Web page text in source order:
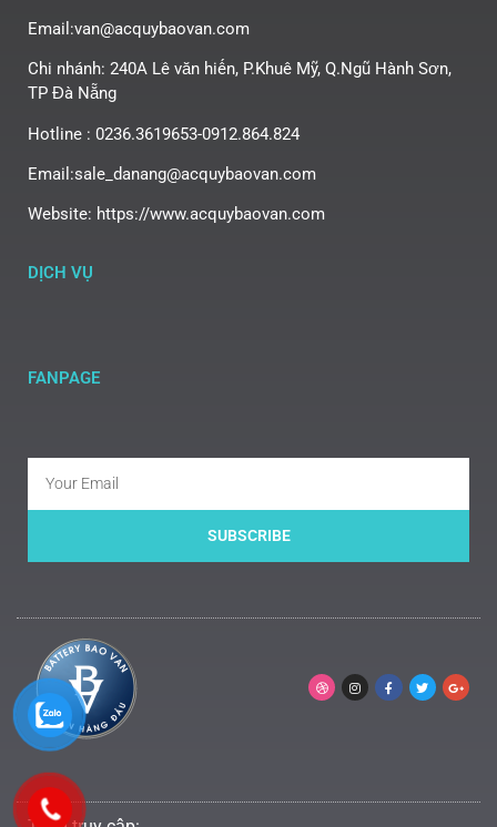
Email:van@acquybaovan.com
Chi nhánh: 240A Lê văn hiến, P.Khuê Mỹ, Q.Ngũ Hành Sơn,
TP Đà Nẵng
Hotline : 0236.3619653-0912.864.824
Email:sale_danang@acquybaovan.com
Website: https://www.acquybaovan.com
DỊCH VỤ
FANPAGE
SUBSCRIBE